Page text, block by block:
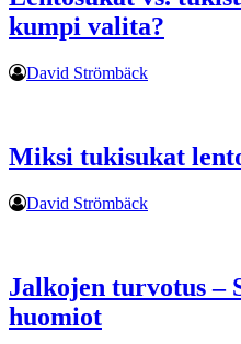
kumpi valita?
David Strömbäck
Miksi tukisukat
David Strömbäck
Jalkojen turvotus –
huomiot